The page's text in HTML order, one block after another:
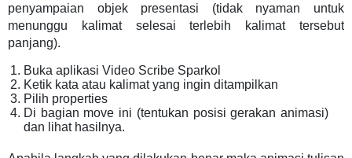
penyampaian objek presentasi (tidak nyaman untuk
menunggu kalimat selesai terlebih kalimat tersebut
panjang).
Buka aplikasi Video Scribe Sparkol
Ketik kata atau kalimat yang ingin ditampilkan
Pilih properties
Di bagian move ini (tentukan posisi gerakan animasi)
dan lihat hasilnya.